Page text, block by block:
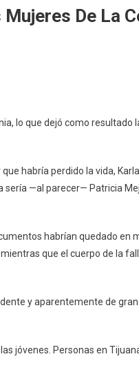
De La
lo que dejó como resultado
habría perdido la vida,
sería —al parecer— Patricia
habrían quedado en
que el cuerpo de la
y aparentemente de
jóvenes. Personas en